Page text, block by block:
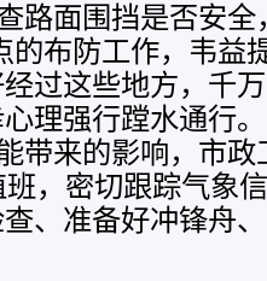
路面围挡是否安
的布防工作，韦益
过这些地方，千
理强行蹚水通行
带来的影响，市
，密切跟踪气象
、准备好冲锋舟